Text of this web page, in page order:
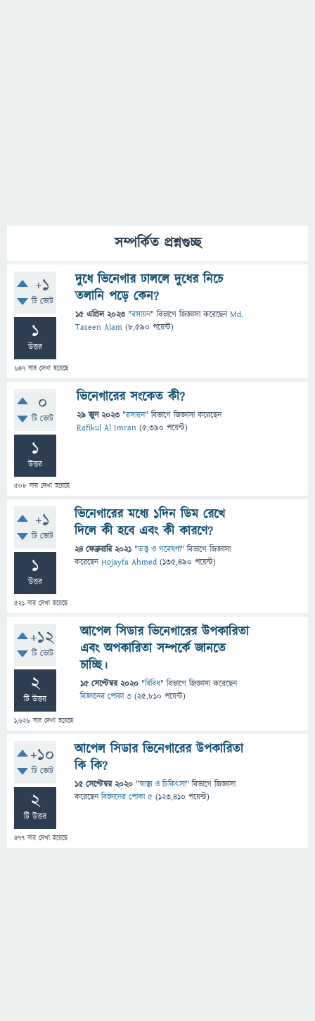
সম্পর্কিত প্রশ্নগুচ্ছ
+1
টি ভোট
1
উত্তর
647 বার দেখা হয়েছে
দুধে ভিনেগার ঢাললে দুধের নিচে
তলানি পড়ে কেন?
15 এপ্রিল 2023 "রসায়ন" বিভাগে জিজ্ঞাসাকরেছেনMd.
Taseen Alam (8,590 পয়েন্ট)
0
টি ভোট
1
উত্তর
508 বার দেখা হয়েছে
ভিনেগারের সংকেত কী?
29 জুন 2023 "রসায়ন" বিভাগে জিজ্ঞাসাকরেছেন
Rafikul Al Imran (5,390 পয়েন্ট)
+1
টি ভোট
1
উত্তর
521 বার দেখা হয়েছে
ভিনেগারের মধ্যে ১দিন ডিম রেখে
দিলে কী হবে এবং কী কারণে?
24 ফেব্রুয়ারি 2021 "তত্ত্ব ও গবেষণা" বিভাগে জিজ্ঞাসা
করেছেনHojayfa Ahmed (135,490 পয়েন্ট)
+12
টি ভোট
2
টি উত্তর
1,626 বার দেখা হয়েছে
আপেল সিডার ভিনেগারের উপকারিতা
এবং অপকারিতা সম্পর্কে জানতে
চাচ্ছি।
15 সেপ্টেম্বর 2020 "বিবিধ" বিভাগে জিজ্ঞাসাকরেছেন
বিজ্ঞানের পোকা ৩ (25,810 পয়েন্ট)
+10
টি ভোট
2
টি উত্তর
477 বার দেখা হয়েছে
আপেল সিডার ভিনেগারের উপকারিতা
কি কি?
15 সেপ্টেম্বর 2020 "স্বাস্থ্য ও চিকিৎসা" বিভাগে জিজ্ঞাসা
করেছেনবিজ্ঞানের পোকা ৫ (123,410 পয়েন্ট)